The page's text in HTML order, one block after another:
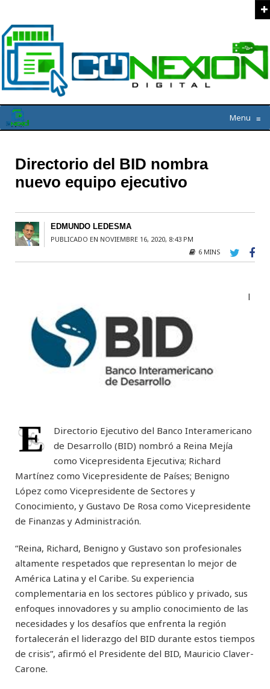
Menu ≡
Directorio del BID nombra
nuevo equipo ejecutivo
EDMUNDO LEDESMA
PUBLICADO EN NOVIEMBRE 16, 2020, 8:43 PM
6 MINS
E
l
Directorio Ejecutivo del Banco Interamericano
de Desarrollo (BID) nombró a Reina Mejía
como Vicepresidenta Ejecutiva; Richard
Martínez como Vicepresidente de Países; Benigno
López como Vicepresidente de Sectores y
Conocimiento, y Gustavo De Rosa como Vicepresidente
de Finanzas y Administración.
“Reina, Richard, Benigno y Gustavo son profesionales
altamente respetados que representan lo mejor de
América Latina y el Caribe. Su experiencia
complementaria en los sectores público y privado, sus
enfoques innovadores y su amplio conocimiento de las
necesidades y los desafíos que enfrenta la región
fortalecerán el liderazgo del BID durante estos tiempos
de crisis”, afirmó el Presidente del BID, Mauricio Claver-
Carone.